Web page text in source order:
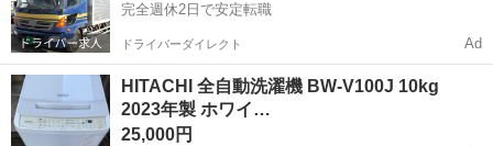
完全週休2日で安定転職
ドライバーダイレクト Ad
HITACHI 全自動洗濯機 BW-V100J 10kg
2023年製 ホワイ…
25,000円